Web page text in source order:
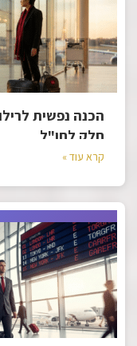
הכנה נפשית
חלק לחו"ל
קרא עוד »